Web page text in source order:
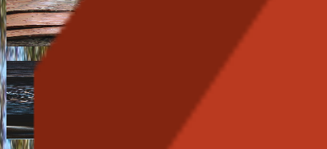
Nettoyage haute pression de votre toiture,
En savoir plus
Zinguerie et gouttières
Pose et réparation de gouttières zinc, alu et cuivre,
En savoir plus